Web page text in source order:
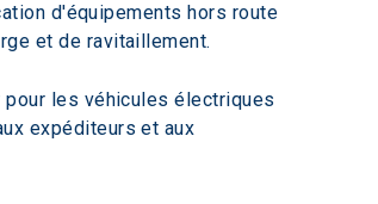
d'équipements hors route
et de ravitaillement.
les véhicules électriques
expéditeurs et aux